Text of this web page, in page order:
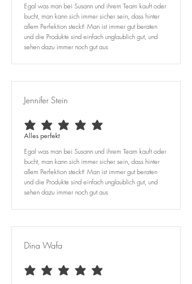
Egal was man bei Susann und ihrem Team kauft oder
bucht, man kann sich immer sicher sein, dass hinter
allem Perfektion steckt! Man ist immer gut beraten
und die Produkte sind einfach unglaublich gut, und
sehen dazu immer noch gut aus
Jennifer Stein
average rating is 5 out of 5
Alles perfekt
Egal was man bei Susann und ihrem Team kauft oder
bucht, man kann sich immer sicher sein, dass hinter
allem Perfektion steckt! Man ist immer gut beraten
und die Produkte sind einfach unglaublich gut, und
sehen dazu immer noch gut aus
Dina Wafa
average rating is 5 out of 5